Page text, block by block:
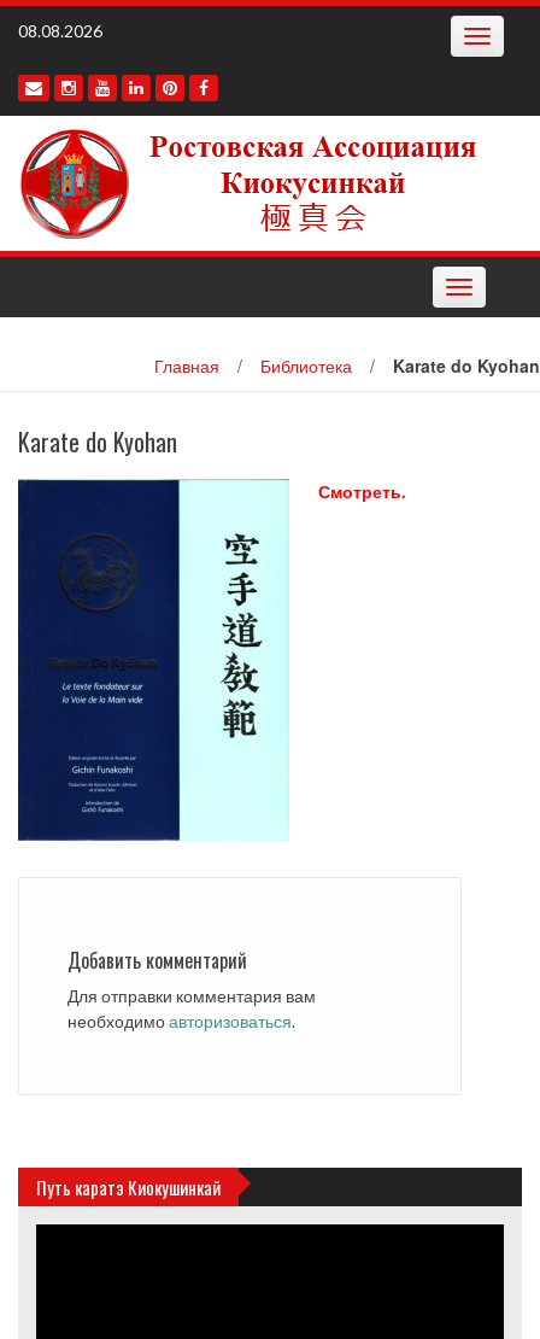
Наверх
08.08.2026 Toggle
Toggle
navigation
Главная / Библиотека / Karate do Kyohan
Karate do Kyohan
Смотреть.
Добавить комментарий
Для отправки комментария вам
необходимоавторизоваться.
Путь каратэ Киокушинкай